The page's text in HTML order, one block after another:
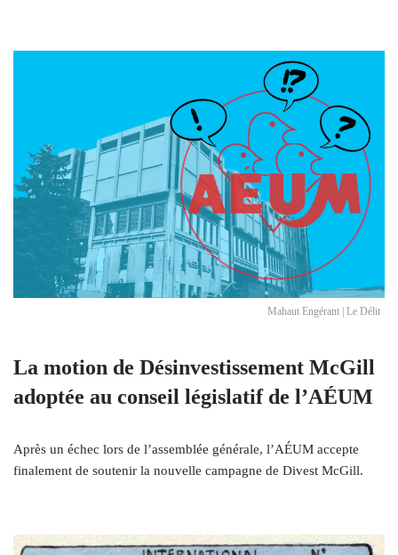
Mahaut Engérant | Le Délit
La motion de Désinvestissement McGill
adoptée au conseil législatif de l’AÉUM
Après un échec lors de l’assemblée générale, l’AÉUM accepte
finalement de soutenir la nouvelle campagne de Divest McGill.